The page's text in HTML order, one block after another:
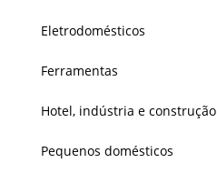
Eletrodomésticos
Ferramentas
Hotel, indústria e construção
Pequenos domésticos